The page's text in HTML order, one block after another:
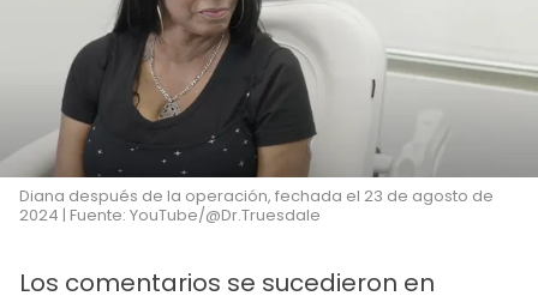
Diana después de la operación, fechada el 23 de agosto de
2024 | Fuente: YouTube/@Dr.Truesdale
Los comentarios se sucedieron en